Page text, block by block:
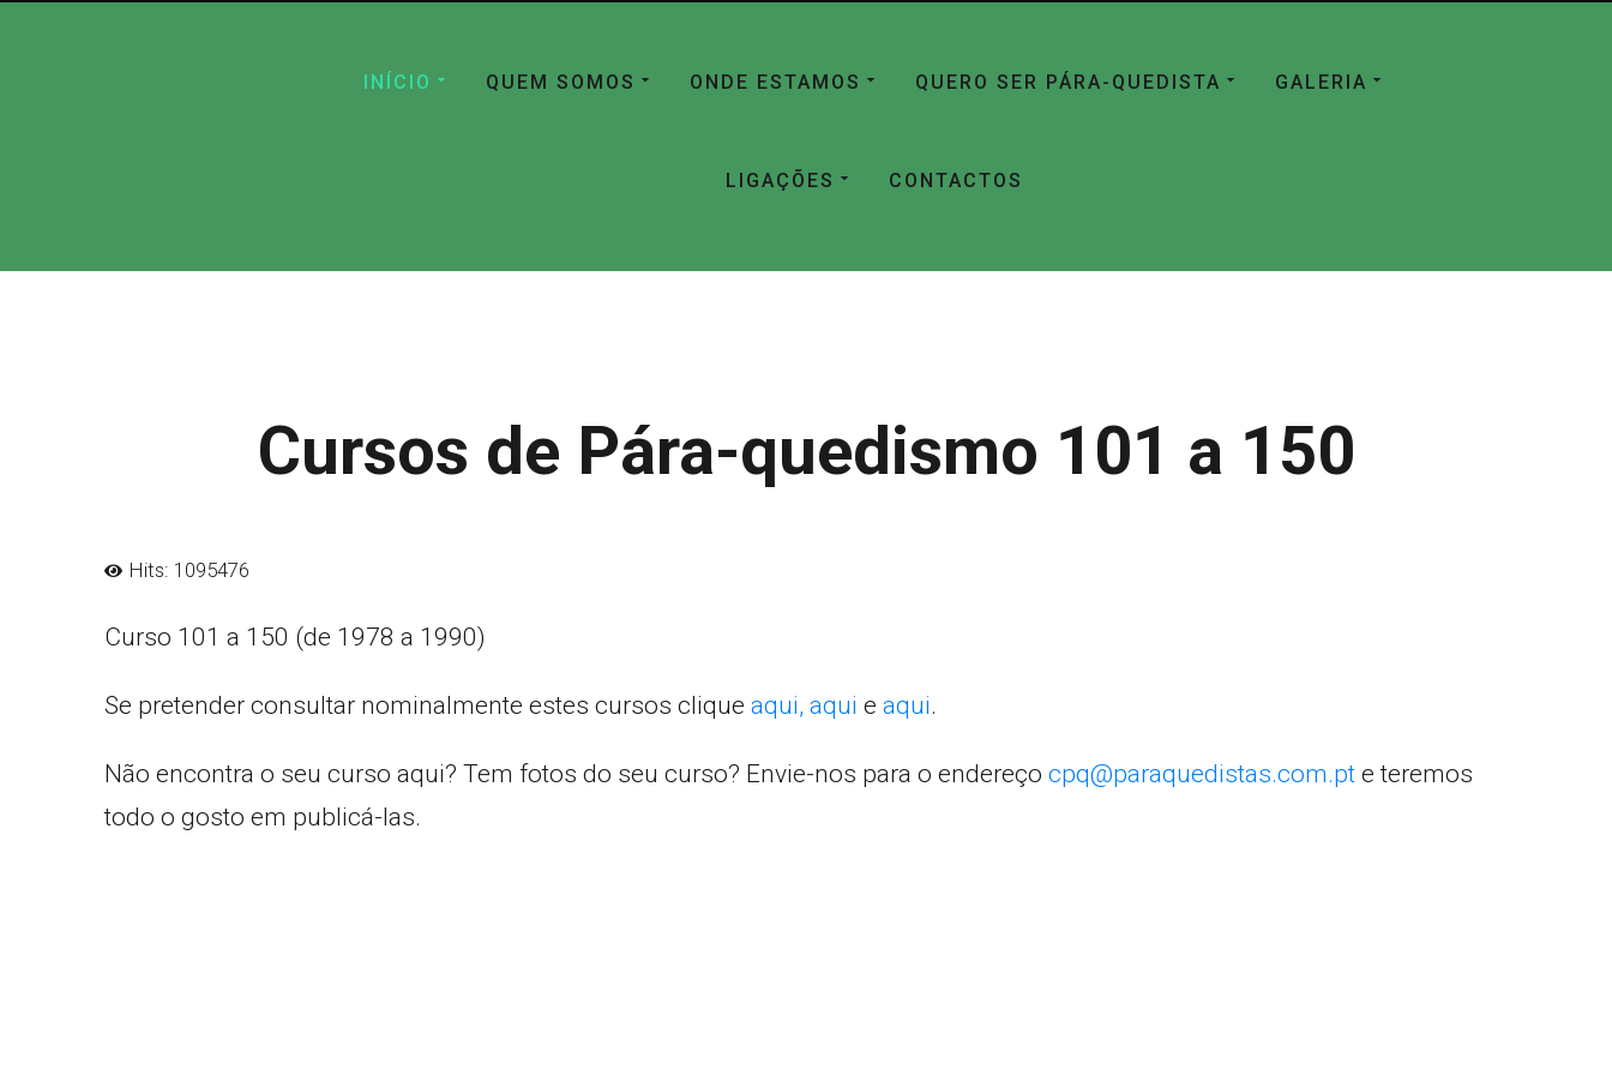
INÍCIO QUEM SOMOS ONDE ESTAMOS QUERO SER PÁRA-QUEDISTA GALERIA
LIGAÇÕES CONTACTOS
Cursos de Pára-quedismo 101 a 150
Hits: 1095476
Curso 101 a 150 (de 1978 a 1990)
Se pretender consultar nominalmente estes cursos clique aqui, aqui e aqui.
Não encontra o seu curso aqui? Tem fotos do seu curso? Envie-nos para o endereço cpq@paraquedistas.com.pt e teremos
todo o gosto em publicá-las.